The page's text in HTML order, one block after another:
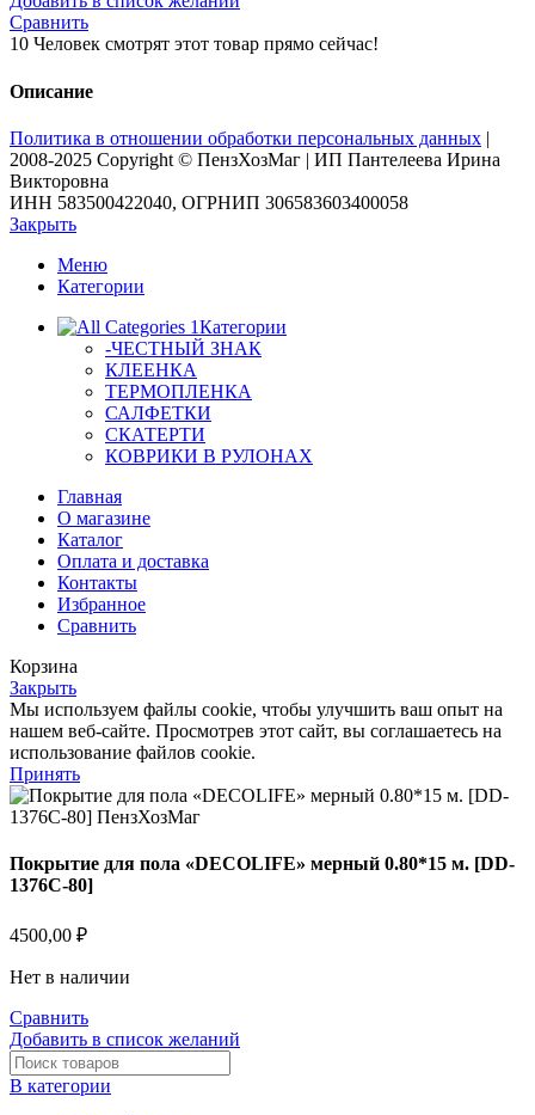
Сравнить
10 Человек смотрят этот товар прямо сейчас!
Описание
Политика в отношении обработки персональных данных |
2008-2025 Copyright © ПензХозМаг | ИП Пантелеева Ирина
Викторовна
ИНН 583500422040, ОГРНИП 306583603400058
Закрыть
Меню
Категории
Категории
-ЧЕСТНЫЙ ЗНАК
КЛЕЕНКА
ТЕРМОПЛЕНКА
САЛФЕТКИ
СКАТЕРТИ
КОВРИКИ В РУЛОНАХ
Главная
О магазине
Каталог
Оплата и доставка
Контакты
Избранное
Сравнить
Корзина
Закрыть
Мы используем файлы cookie, чтобы улучшить ваш опыт на
нашем веб-сайте. Просмотрев этот сайт, вы соглашаетесь на
использование файлов cookie.
Принять
Покрытие для пола «DECOLIFE» мерный 0.80*15 м. [DD-
1376C-80]
4500,00 ₽
Нет в наличии
Сравнить
Добавить в список желаний
В категории